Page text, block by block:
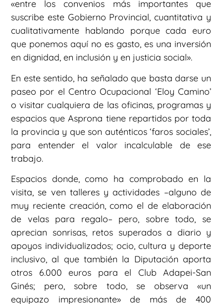
«entre los convenios más importantes que
suscribe este Gobierno Provincial, cuantitativa y
cualitativamente hablando porque cada euro
que ponemos aquí no es gasto, es una inversión
en dignidad, en inclusión y en justicia social».
En este sentido, ha señalado que basta darse un
paseo por el Centro Ocupacional ‘Eloy Camino’
o visitar cualquiera de las oficinas, programas y
espacios que Asprona tiene repartidos por toda
la provincia y que son auténticos ‘faros sociales’,
para entender el valor incalculable de ese
trabajo.
Espacios donde, como ha comprobado en la
visita, se ven talleres y actividades –alguno de
muy reciente creación, como el de elaboración
de velas para regalo– pero, sobre todo, se
aprecian sonrisas, retos superados a diario y
apoyos individualizados; ocio, cultura y deporte
inclusivo, al que también la Diputación aporta
otros 6.000 euros para el Club Adapei-San
Ginés; pero, sobre todo, se observa «un
equipazo impresionante» de más de 400